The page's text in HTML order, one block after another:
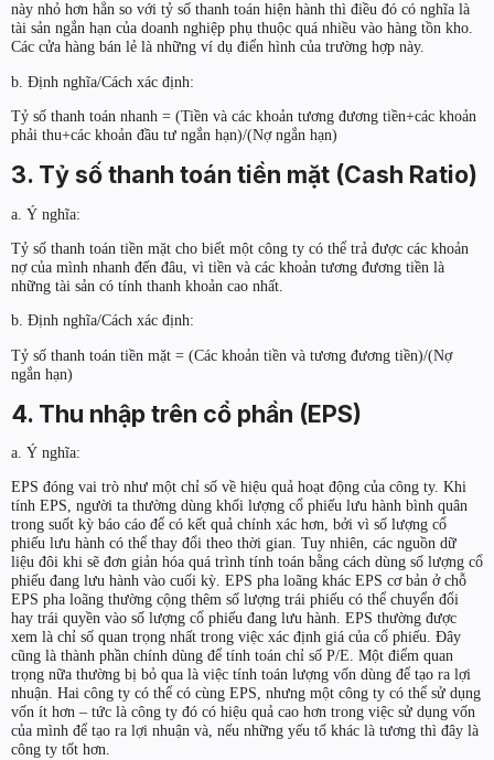
này nhỏ hơn hẳn so với tỷ số thanh toán hiện hành thì điều đó có nghĩa là
tài sản ngắn hạn của doanh nghiệp phụ thuộc quá nhiều vào hàng tồn kho.
Các cửa hàng bán lẻ là những ví dụ điển hình của trường hợp này.
b. Định nghĩa/Cách xác định:
Tỷ số thanh toán nhanh = (Tiền và các khoản tương đương tiền+các khoản
phải thu+các khoản đầu tư ngắn hạn)/(Nợ ngắn hạn)
3. Tỷ số thanh toán tiền mặt (Cash Ratio)
a. Ý nghĩa:
Tỷ số thanh toán tiền mặt cho biết một công ty có thể trả được các khoản
nợ của mình nhanh đến đâu, vì tiền và các khoản tương đương tiền là
những tài sản có tính thanh khoản cao nhất.
b. Định nghĩa/Cách xác định:
Tỷ số thanh toán tiền mặt = (Các khoản tiền và tương đương tiền)/(Nợ
ngắn hạn)
4. Thu nhập trên cổ phần (EPS)
a. Ý nghĩa:
EPS đóng vai trò như một chỉ số về hiệu quả hoạt động của công ty. Khi
tính EPS, người ta thường dùng khối lượng cổ phiếu lưu hành bình quân
trong suốt kỳ báo cáo để có kết quả chính xác hơn, bởi vì số lượng cổ
phiếu lưu hành có thể thay đổi theo thời gian. Tuy nhiên, các nguồn dữ
liệu đôi khi sẽ đơn giản hóa quá trình tính toán bằng cách dùng số lượng cổ
phiếu đang lưu hành vào cuối kỳ. EPS pha loãng khác EPS cơ bản ở chỗ
EPS pha loãng thường cộng thêm số lượng trái phiếu có thể chuyển đổi
hay trái quyền vào số lượng cổ phiếu đang lưu hành. EPS thường được
xem là chỉ số quan trọng nhất trong việc xác định giá của cổ phiếu. Đây
cũng là thành phần chính dùng để tính toán chỉ số P/E. Một điểm quan
trọng nữa thường bị bỏ qua là việc tính toán lượng vốn dùng để tạo ra lợi
nhuận. Hai công ty có thể có cùng EPS, nhưng một công ty có thể sử dụng
vốn ít hơn – tức là công ty đó có hiệu quả cao hơn trong việc sử dụng vốn
của mình để tạo ra lợi nhuận và, nếu những yếu tố khác là tương thì đây là
công ty tốt hơn.